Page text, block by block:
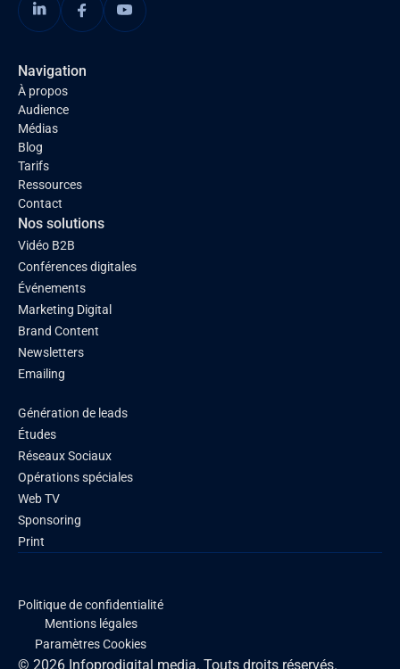
Navigation
À propos
Audience
Médias
Blog
Tarifs
Ressources
Contact
Nos solutions
Vidéo B2B
Conférences digitales
Événements
Marketing Digital
Brand Content
Newsletters
Emailing
Génération de leads
Études
Réseaux Sociaux
Opérations spéciales
Web TV
Sponsoring
Print
© 2026 Infoprodigital media. Touts droits réservés.
Politique de confidentialité
Mentions légales
Paramètres Cookies